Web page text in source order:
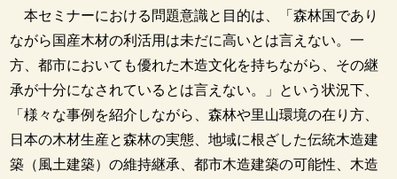
本セミナーにおける問題意識と目的は、「森林国であり
ながら国産木材の利活用は未だに高いとは言えない。一
方、都市においても優れた木造文化を持ちながら、その継
承が十分になされているとは言えない。」という状況下、
「様々な事例を紹介しながら、森林や里山環境の在り方、
日本の木材生産と森林の実態、地域に根ざした伝統木造建
築（風土建築）の維持継承、都市木造建築の可能性、木造